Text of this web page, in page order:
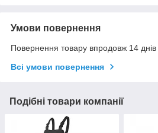
Умови повернення
Повернення товару впродовж 14
Всі умови повернення
Подібні товари компанії